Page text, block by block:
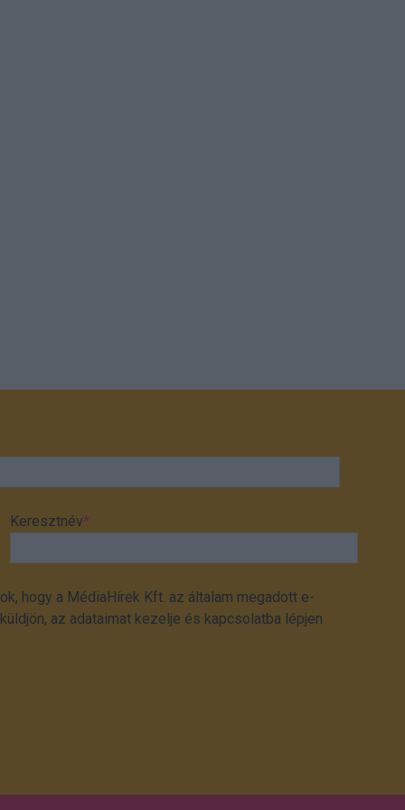
Keresztnév*
hogy a MédiaHírek Kft. az általam megadott e-
az adataimat kezelje és kapcsolatba lépjen